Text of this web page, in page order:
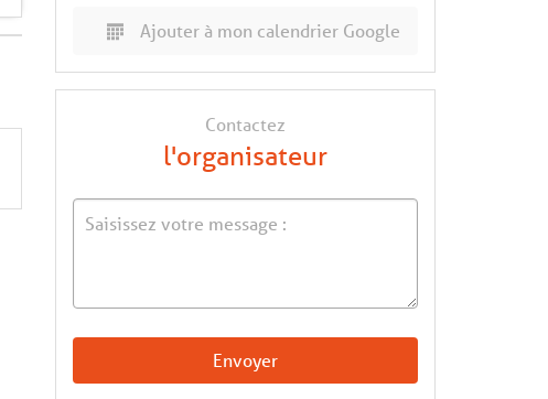
Ajouter à mon calendrier Google
Contactez
l'organisateur
Envoyer